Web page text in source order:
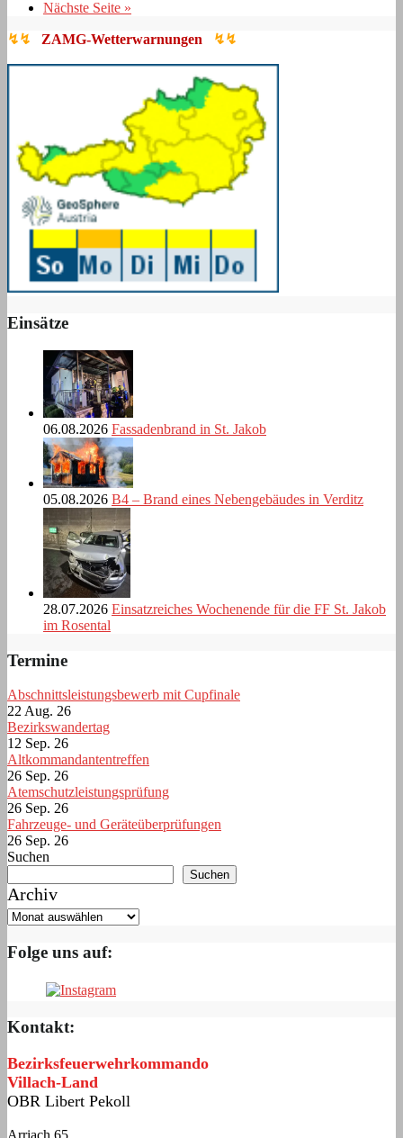
Nächste Seite »
↯↯ ZAMG-Wetterwarnungen ↯↯
Einsätze
06.08.2026 Fassadenbrand in St. Jakob
05.08.2026 B4 – Brand eines Nebengebäudes in Verditz
28.07.2026 Einsatzreiches Wochenende für die FF St. Jakob
im Rosental
Termine
Abschnittsleistungsbewerb mit Cupfinale
22 Aug. 26
Bezirkswandertag
12 Sep. 26
Altkommandantentreffen
26 Sep. 26
Atemschutzleistungsprüfung
26 Sep. 26
Fahrzeuge- und Geräteüberprüfungen
26 Sep. 26
Suchen
Suchen
Archiv
Folge uns auf:
Kontakt:
Bezirksfeuerwehrkommando
Villach-Land
OBR Libert Pekoll